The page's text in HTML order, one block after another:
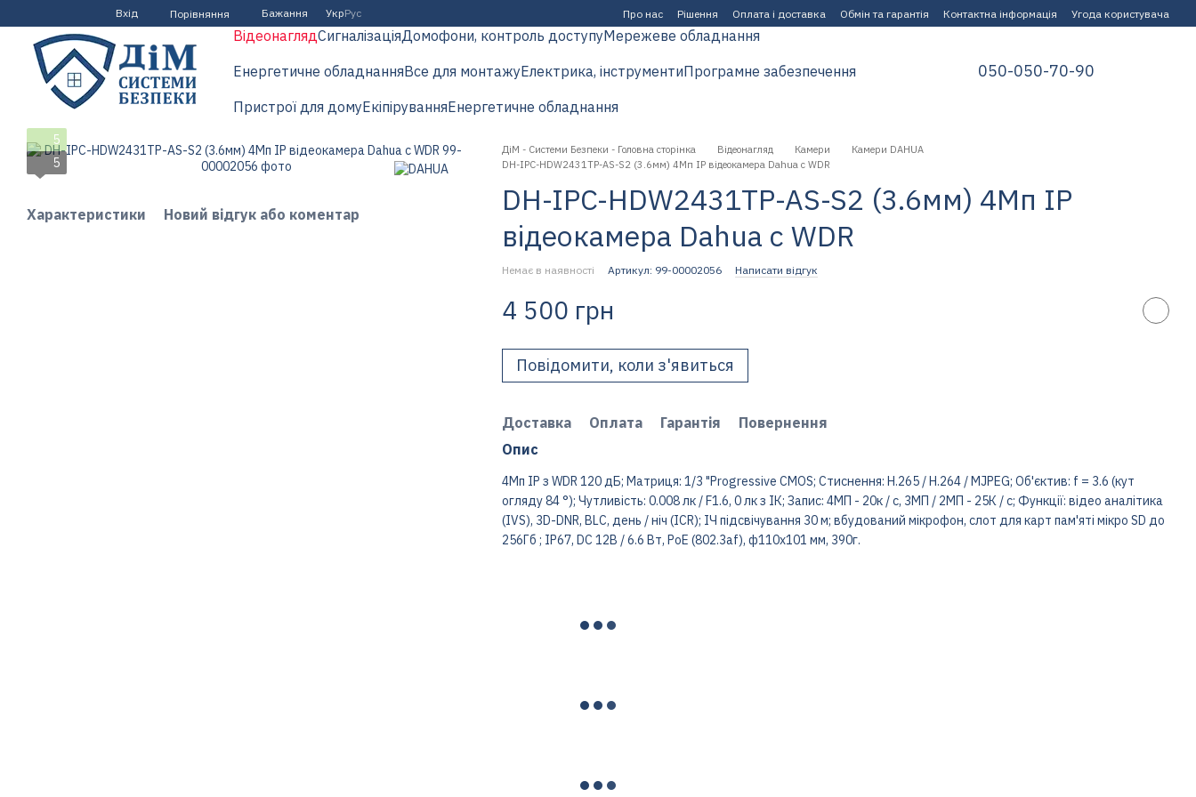
Перейти до основного контенту
Вхід Порівняння Бажання УкрРус Про нас Рішення Оплата і доставка Обмін та гарантія Контактна інформація Угода користувача
ВідеонаглядСигналізаціяДомофони, контроль доступуМережеве обладнання
Енергетичне обладнанняВсе для монтажуЕлектрика, інструментиПрограмне забезпечення
Пристрої для домуЕкіпіруванняЕнергетичне обладнання
050-050-70-90
5
5
Характеристики Новий відгук або коментар
ДіМ - Системи Безпеки - Головна сторінка Відеонагляд Камери
Камери DAHUA
DH-IPC-HDW2431TP-AS-S2 (3.6мм) 4Mп IP відеокамера Dahua c WDR
DH-IPC-HDW2431TP-AS-S2 (3.6мм) 4Mп IP
відеокамера Dahua c WDR
Немає в наявності Артикул: 99-00002056 Написати відгук
4 500 грн
Повідомити, коли з'явиться
Доставка Оплата Гарантія
Повернення
Опис
4Mп IP з WDR 120 дБ; Матриця: 1/3 "Progressive CMOS; Стиснення: Н.265 / H.264 / MJPEG; Об'єктив: f = 3.6 (кут
огляду 84 °); Чутливість: 0.008 лк / F1.6, 0 лк з ІК; Запис: 4MП - 20к / с, 3МП / 2МП - 25К / с; Функції: відео аналітика
(IVS), 3D-DNR, BLC, день / ніч (ICR); ІЧ підсвічування 30 м; вбудований мікрофон, слот для карт пам'яті мікро SD до
256Гб ; IP67, DC 12В / 6.6 Вт, PoE (802.3af), ф110x101 мм, 390г.